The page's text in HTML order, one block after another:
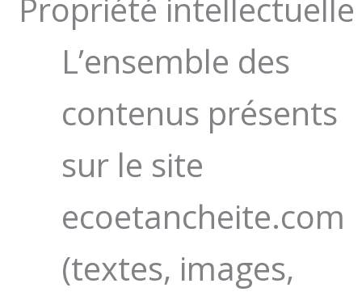
Propriété intellectuelle
L’ensemble des
contenus présents
sur le site
ecoetancheite.com
(textes, images,